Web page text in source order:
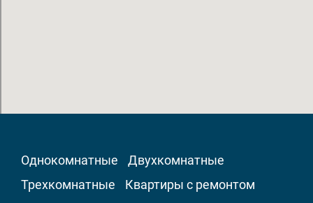
Однокомнатные
Двухкомнатные
Трехкомнатные
Квартиры с ремонтом